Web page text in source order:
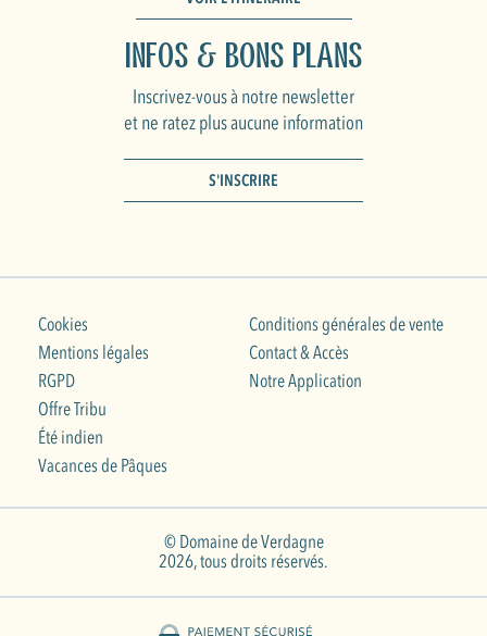
Infos & Bons plans
Inscrivez-vous à notre newsletter
et ne ratez plus aucune information
S'INSCRIRE
Cookies
Mentions légales
RGPD
Conditions générales de vente
Contact & Accès
Notre Application
Offre Tribu
Été indien
Vacances de Pâques
© Domaine de Verdagne
2026, tous droits réservés.